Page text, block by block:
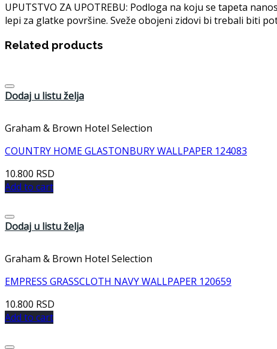
UPUTSTVO ZA UPOTREBU: Podloga na koju se tapeta
lepi za glatke površine. Sveže obojeni zidovi bi trebali biti
Related products
Dodaj u listu želja
Graham & Brown Hotel Selection
COUNTRY HOME GLASTONBURY WALLPAPER 124083
10.800 RSD
Add to cart
Dodaj u listu želja
Graham & Brown Hotel Selection
EMPRESS GRASSCLOTH NAVY WALLPAPER 120659
10.800 RSD
Add to cart